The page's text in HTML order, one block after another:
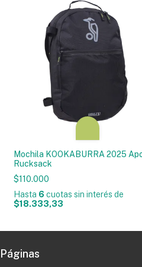
Mochila KOOKABURRA 2025
Rucksack
$110.000
Hasta 6 cuotas sin interés de
$18.333,33
Páginas